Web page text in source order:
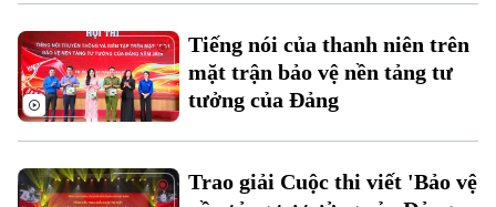
Tài chính Ngân hàng
Doanh nghiệp
Đầu tư
Căn hộ
Đất đai
Kinh nghiệm
Ô tô
Tàu
Giáo dục
Tin tức
Tuyển sinh
Văn hóa
Tin tức
Sức khỏe
Tiếng nói của thanh niên trên
mặt trận bảo vệ nền tảng tư
tưởng của Đảng
Trao giải Cuộc thi viết 'Bảo vệ